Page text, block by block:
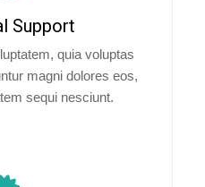
Support
quia voluptas
magni dolores eos,
sequi nesciunt.